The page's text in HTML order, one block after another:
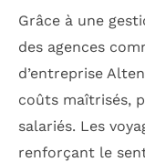
Grâce à une
des agences
d’entreprise
coûts maîtrisés,
salariés. Les
renforçant le